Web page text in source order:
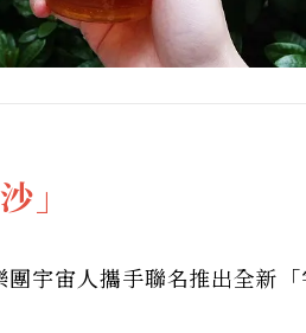
」
宇宙人攜手聯名推出全新